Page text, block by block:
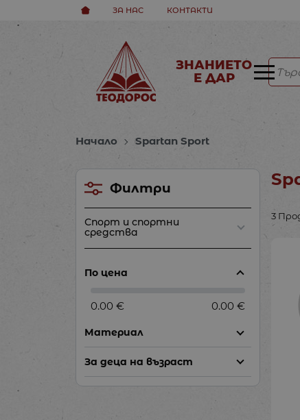
ЗА НАС КОНТАКТИ
ЗНАНИЕТО
Е ДАР
Начало Spartan Sport
3
Филтри
Спорт и спортни
средства
По цена
0.00 € 0.00 €
Материал
За деца на възраст